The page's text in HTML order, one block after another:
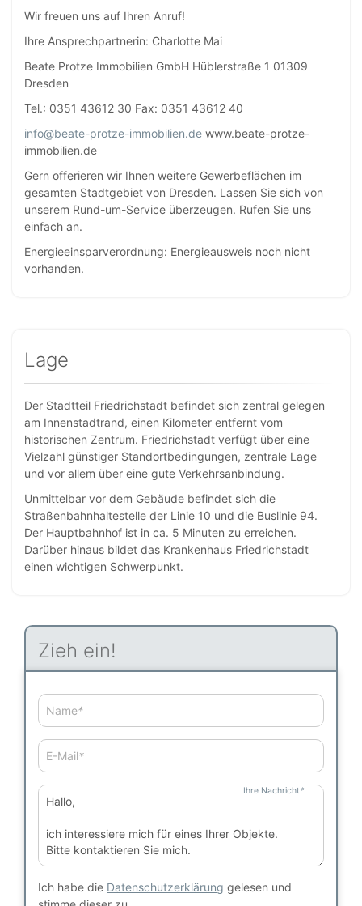
Wir freuen uns auf Ihren Anruf!
Ihre Ansprechpartnerin: Charlotte Mai
Beate Protze Immobilien GmbH Hüblerstraße 1 01309
Dresden
Tel.: 0351 43612 30 Fax: 0351 43612 40
info@beate-protze-immobilien.de www.beate-protze-
immobilien.de
Gern offerieren wir Ihnen weitere Gewerbeflächen im
gesamten Stadtgebiet von Dresden. Lassen Sie sich von
unserem Rund-um-Service überzeugen. Rufen Sie uns
einfach an.
Energieeinsparverordnung: Energieausweis noch nicht
vorhanden.
Lage
Der Stadtteil Friedrichstadt befindet sich zentral gelegen
am Innenstadtrand, einen Kilometer entfernt vom
historischen Zentrum. Friedrichstadt verfügt über eine
Vielzahl günstiger Standortbedingungen, zentrale Lage
und vor allem über eine gute Verkehrsanbindung.
Unmittelbar vor dem Gebäude befindet sich die
Straßenbahnhaltestelle der Linie 10 und die Buslinie 94.
Der Hauptbahnhof ist in ca. 5 Minuten zu erreichen.
Darüber hinaus bildet das Krankenhaus Friedrichstadt
einen wichtigen Schwerpunkt.
Zieh ein!
Name*
E-Mail*
Ihre Nachricht*
Ich habe die Datenschutzerklärung gelesen und